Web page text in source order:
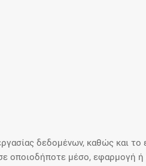
δεδομένων, καθώς και το
οποιοδήποτε μέσο, εφαρμογή ή